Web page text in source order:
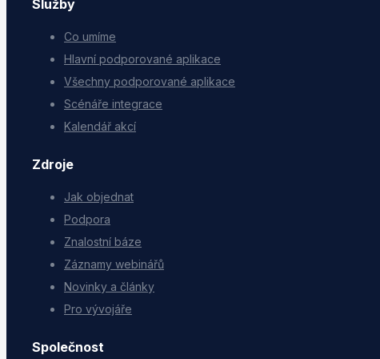
Služby
Co umíme
Hlavní podporované aplikace
Všechny podporované aplikace
Scénáře integrace
Kalendář akcí
Zdroje
Jak objednat
Podpora
Znalostní báze
Záznamy webinářů
Novinky a články
Pro vývojáře
Společnost